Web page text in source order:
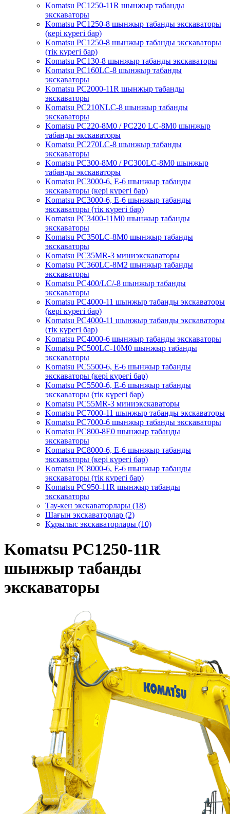
Komatsu PC1250-11R шынжыр табанды
экскаваторы
Komatsu PC1250-8 шынжыр табанды экскаваторы
(кері күрегі бар)
Komatsu PC1250-8 шынжыр табанды экскаваторы
(тік күрегі бар)
Komatsu PC130-8 шынжыр табанды экскаваторы
Komatsu PC160LC-8 шынжыр табанды
экскаваторы
Komatsu PC2000-11R шынжыр табанды
экскаваторы
Komatsu PC210NLC-8 шынжыр табанды
экскаваторы
Komatsu PC220-8M0 / PC220 LC-8M0 шынжыр
табанды экскаваторы
Komatsu PC270LC-8 шынжыр табанды
экскаваторы
Komatsu PC300-8M0 / PC300LC-8M0 шынжыр
табанды экскаваторы
Komatsu PC3000-6, Е-6 шынжыр табанды
экскаваторы (кері күрегі бар)
Komatsu PC3000-6, Е-6 шынжыр табанды
экскаваторы (тік күрегі бар)
Komatsu PC3400-11M0 шынжыр табанды
экскаваторы
Komatsu PC350LC-8M0 шынжыр табанды
экскаваторы
Komatsu PC35MR-3 миниэкскаваторы
Komatsu PC360LC-8M2 шынжыр табанды
экскаваторы
Komatsu PC400/LC/-8 шынжыр табанды
экскаваторы
Komatsu PC4000-11 шынжыр табанды экскаваторы
(кері күрегі бар)
Komatsu PC4000-11 шынжыр табанды экскаваторы
(тік күрегі бар)
Komatsu PC4000-6 шынжыр табанды экскаваторы
Komatsu PC500LC-10M0 шынжыр табанды
экскаваторы
Komatsu PC5500-6, Е-6 шынжыр табанды
экскаваторы (кері күрегі бар)
Komatsu PC5500-6, Е-6 шынжыр табанды
экскаваторы (тік күрегі бар)
Komatsu PC55MR-3 миниэкскаваторы
Komatsu PC7000-11 шынжыр табанды экскаваторы
Komatsu PC7000-6 шынжыр табанды экскаваторы
Komatsu PC800-8E0 шынжыр табанды
экскаваторы
Komatsu PC8000-6, Е-6 шынжыр табанды
экскаваторы (кері күрегі бар)
Komatsu PC8000-6, Е-6 шынжыр табанды
экскаваторы (тік күрегі бар)
Komatsu PC950-11R шынжыр табанды
экскаваторы
Тау-кен экскаваторлары (18)
Шағын экскаваторлар (2)
Құрылыс экскаваторлары (10)
Komatsu PC1250-11R
шынжыр табанды
экскаваторы